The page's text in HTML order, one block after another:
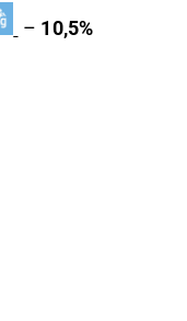
– 10,5%